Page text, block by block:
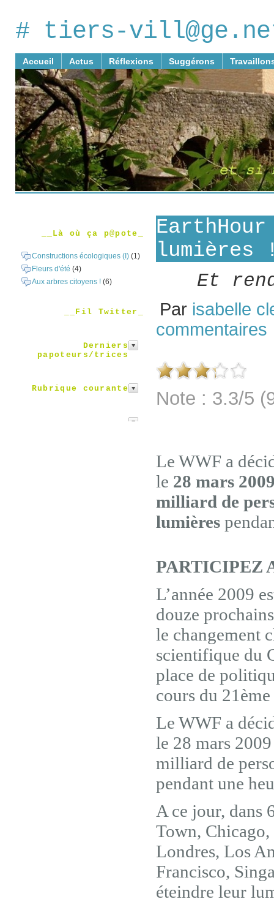
# tiers-
Accueil Actus Réflexions Suggérons
__Là où ça p@pote_
Constructions écologiques (I) (1)
Fleurs d'été (4)
Aux arbres citoyens ! (6)
__Fil Twitter_
Derniers
papoteurs/trices
Rubrique courante
lumières
Et
Par isabelle
commentaires
Note : 3.3/5
Le WWF a
le 28 mars
milliard de
lumières
PARTICIPEZ
L’année 2009
douze
le changement
scientifique du
place de
cours du
Le WWF a
le 28 mars
milliard de
pendant une
A ce jour, dans
Town,
Londres, Los
Francisco,
éteindre leur